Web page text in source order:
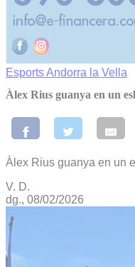
EsportsAndorra la Vella
Àlex Rius guanya en un
Àlex Rius guanya en un
V. D.
dg., 08/02/2026